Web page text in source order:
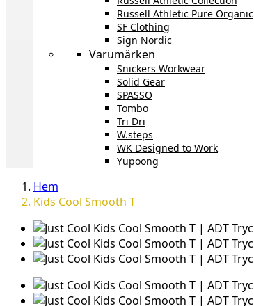
Russell Athletic Pure Organic
SF Clothing
Sign Nordic
Varumärken
Snickers Workwear
Solid Gear
SPASSO
Tombo
Tri Dri
W.steps
WK Designed to Work
Yupoong
Hem
Kids Cool Smooth T